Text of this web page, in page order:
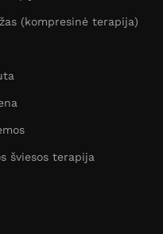
(kompresinė terapija)
šviesos terapija